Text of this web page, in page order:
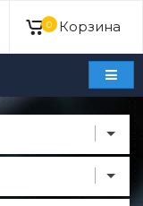
0 Корзина